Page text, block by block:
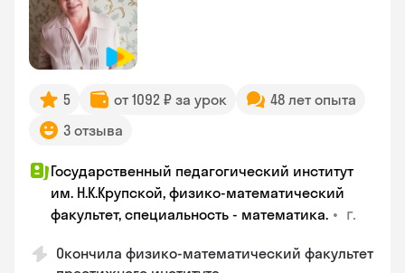
5 от 1092 ₽ за урок
48 лет опыта
3 отзыва
Государственный педагогический институт
им. Н.К.Крупской, физико-математический
факультет, специальность - математика. • г.
Окончила физико-математический факультет